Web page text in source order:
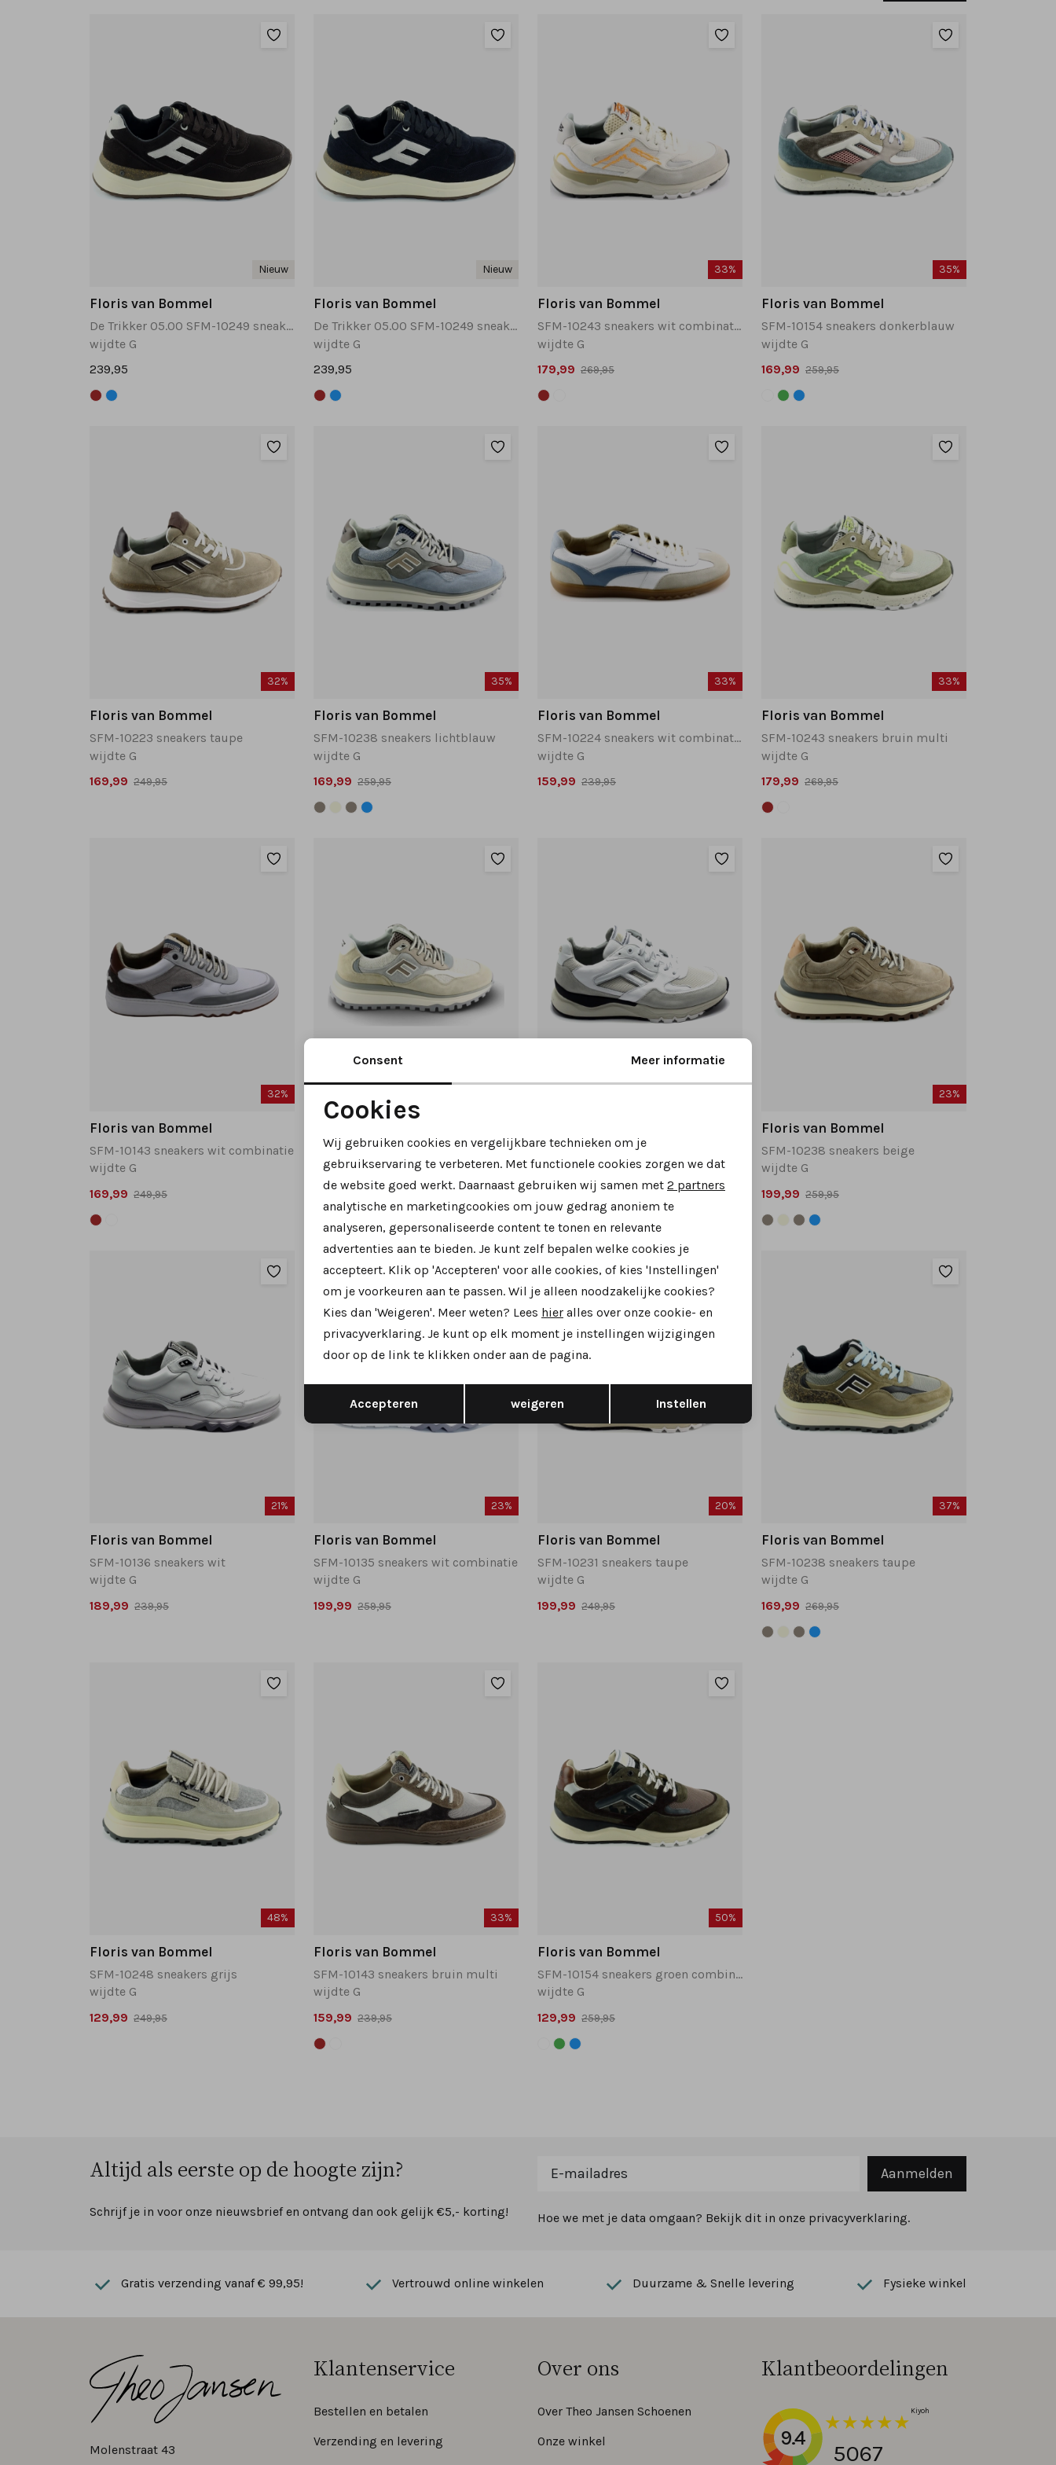
Nieuw
Floris van Bommel
De Trikker 05.00 SFM-10249 sneakers bruin
wijdte G
239,95
Nieuw
Floris van Bommel
De Trikker 05.00 SFM-10249 sneakers donkerblauw
wijdte G
239,95
33%
Floris van Bommel
SFM-10243 sneakers wit combinatie
wijdte G
179,99 269,95
35%
Floris van Bommel
SFM-10154 sneakers donkerblauw
wijdte G
169,99 259,95
32%
Floris van Bommel
SFM-10223 sneakers taupe
wijdte G
169,99 249,95
35%
Floris van Bommel
SFM-10238 sneakers lichtblauw
wijdte G
169,99 259,95
33%
Floris van Bommel
SFM-10224 sneakers wit combinatie
wijdte G
159,99 239,95
33%
Floris van Bommel
SFM-10243 sneakers bruin multi
wijdte G
179,99 269,95
32%
Floris van Bommel
SFM-10143 sneakers wit combinatie
wijdte G
169,99 249,95
SFM-10238 sneakers taupe
wijdte G
169,99
259,95
SFM-10154 sneakers wit
wijdte G
159,99
249,95
23%
Floris van Bommel
SFM-10238 sneakers beige
wijdte G
199,99 259,95
21%
Floris van Bommel
SFM-10136 sneakers wit
wijdte G
189,99 239,95
23%
Floris van Bommel
SFM-10135 sneakers wit combinatie
wijdte G
199,99 259,95
20%
Floris van Bommel
SFM-10231 sneakers taupe
wijdte G
199,99 249,95
37%
Floris van Bommel
SFM-10238 sneakers taupe
wijdte G
169,99 269,95
48%
Floris van Bommel
SFM-10248 sneakers grijs
wijdte G
129,99 249,95
33%
Floris van Bommel
SFM-10143 sneakers bruin multi
wijdte G
159,99 239,95
50%
Floris van Bommel
SFM-10154 sneakers groen combinatie
wijdte G
129,99 259,95
Altijd als eerste op de hoogte zijn?
Schrijf je in voor onze nieuwsbrief en ontvang dan ook gelijk €5,- korting!
Aanmelden
Hoe we met je data omgaan? Bekijk dit in onze privacyverklaring.
Gratis verzending vanaf € 99,95! Vertrouwd online winkelen Duurzame & Snelle levering Fysieke winkel
Molenstraat 43
Klantenservice
Bestellen en betalen
Verzending en levering
Over ons
Over Theo Jansen Schoenen
Onze winkel
Klantbeoordelingen
9.4
5067
Noodzakelijke cookies
Analytische cookies Marketing cookies
Terug Opslaan
Consent Meer informatie
Cookies
Wij gebruiken cookies en vergelijkbare technieken om je
gebruikservaring te verbeteren. Met functionele cookies zorgen we dat
de website goed werkt. Daarnaast gebruiken wij samen met 2 partners
analytische en marketingcookies om jouw gedrag anoniem te
analyseren, gepersonaliseerde content te tonen en relevante
advertenties aan te bieden. Je kunt zelf bepalen welke cookies je
accepteert. Klik op 'Accepteren' voor alle cookies, of kies 'Instellingen'
om je voorkeuren aan te passen. Wil je alleen noodzakelijke cookies?
Kies dan 'Weigeren'. Meer weten? Lees hier alles over onze cookie- en
privacyverklaring. Je kunt op elk moment je instellingen wijzigingen
door op de link te klikken onder aan de pagina.
Accepteren weigeren Instellen